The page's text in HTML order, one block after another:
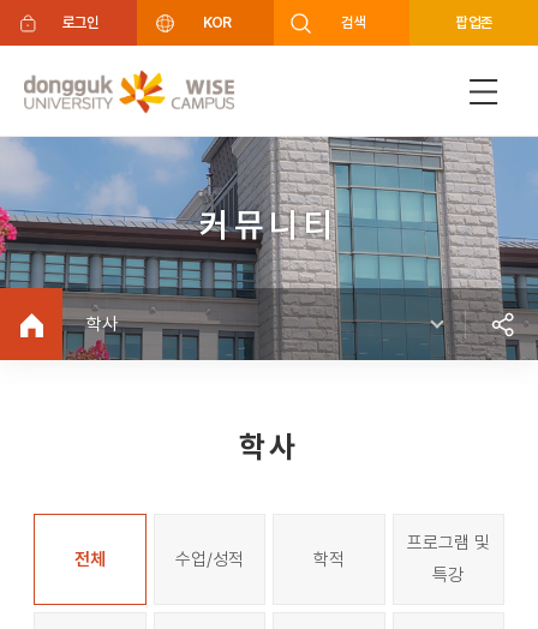
주메뉴 바로가기
푸터 바로가기
로그인 KOR 검색 팝업존
커뮤니티
학사
학사
전체 수업/성적 학적
프로그램 및
특강